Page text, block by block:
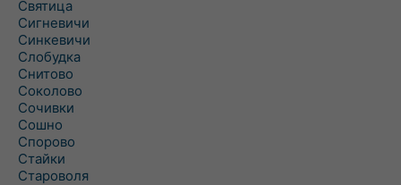
Святица
Сигневичи
Синкевичи
Слобудка
Снитово
Соколово
Сочивки
Сошно
Спорово
Стайки
Староволя